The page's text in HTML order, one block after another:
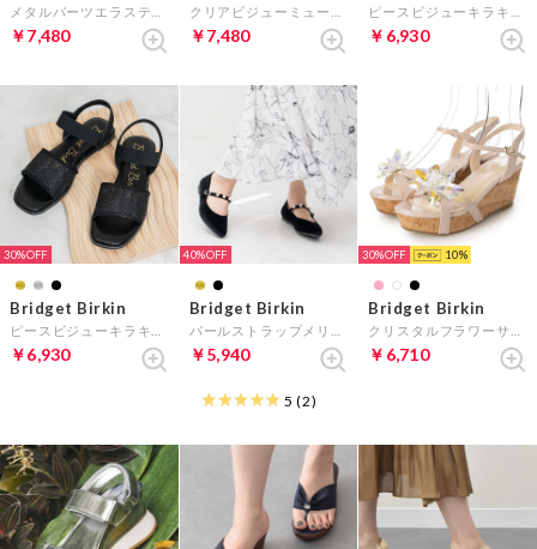
￥7,480 ￥7,480 ￥6,930
30%
Bridget Birkin
￥6,930
40%
Bridget Birkin
￥5,940
5 (2)
30% 10
Bridget Birkin
￥6,710